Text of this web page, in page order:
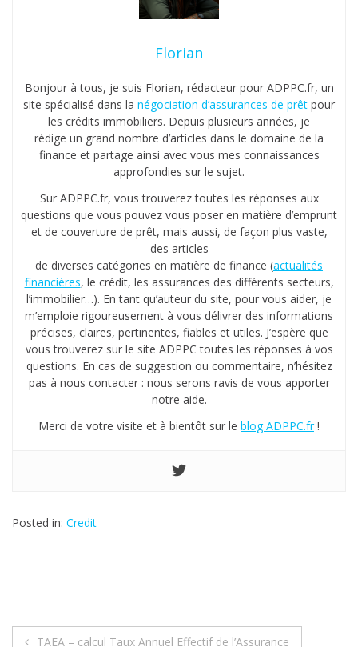
Florian
Bonjour à tous, je suis Florian, rédacteur pour ADPPC.fr, un
site spécialisé dans la négociation d’assurances de prêt pour
les crédits immobiliers. Depuis plusieurs années, je
rédige un grand nombre d’articles dans le domaine de la
finance et partage ainsi avec vous mes connaissances
approfondies sur le sujet.
Sur ADPPC.fr, vous trouverez toutes les réponses aux
questions que vous pouvez vous poser en matière d’emprunt
et de couverture de prêt, mais aussi, de façon plus vaste,
des articles
de diverses catégories en matière de finance (actualités
financières, le crédit, les assurances des différents secteurs,
l’immobilier…). En tant qu’auteur du site, pour vous aider, je
m’emploie rigoureusement à vous délivrer des informations
précises, claires, pertinentes, fiables et utiles. J’espère que
vous trouverez sur le site ADPPC toutes les réponses à vos
questions. En cas de suggestion ou commentaire, n’hésitez
pas à nous contacter : nous serons ravis de vous apporter
notre aide.
Merci de votre visite et à bientôt sur le blog ADPPC.fr!
Posted in: Credit
TAEA – calcul Taux Annuel Effectif de l’Assurance